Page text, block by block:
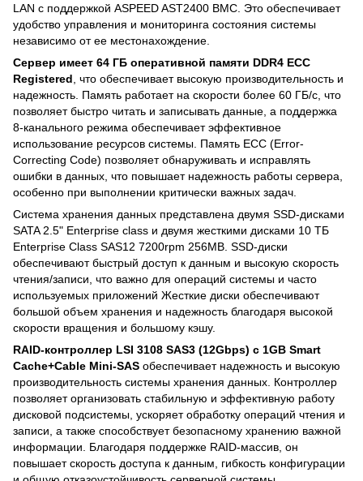
LAN с поддержкой ASPEED AST2400 BMC. Это обеспечивает
удобство управления и мониторинга состояния системы
независимо от ее местонахождение.
Сервер имеет 64 ГБ оперативной памяти DDR4 ECC
Registered , что обеспечивает высокую производительность и
надежность. Память работает на скорости более 60 ГБ/с, что
позволяет быстро читать и записывать данные, а поддержка
8-канального режима обеспечивает эффективное
использование ресурсов системы. Память ECC (Error-
Correcting Code) позволяет обнаруживать и исправлять
ошибки в данных, что повышает надежность работы сервера,
особенно при выполнении критически важных задач.
Система хранения данных представлена двумя SSD-дисками
SATA 2.5" Enterprise class и двумя жесткими дисками 10 ТБ
Enterprise Class SAS12 7200rpm 256MB. SSD-диски
обеспечивают быстрый доступ к данным и высокую скорость
чтения/записи, что важно для операций системы и часто
используемых приложений Жесткие диски обеспечивают
большой объем хранения и надежность благодаря высокой
скорости вращения и большому кэшу.
RAID-контроллер LSI 3108 SAS3 (12Gbps) с 1GB Smart
Cache+Cable Mini-SAS обеспечивает надежность и высокую
производительность системы хранения данных. Контроллер
позволяет организовать стабильную и эффективную работу
дисковой подсистемы, ускоряет обработку операций чтения и
записи, а также способствует безопасному хранению важной
информации. Благодаря поддержке RAID-массив, он
повышает скорость доступа к данным, гибкость конфигурации